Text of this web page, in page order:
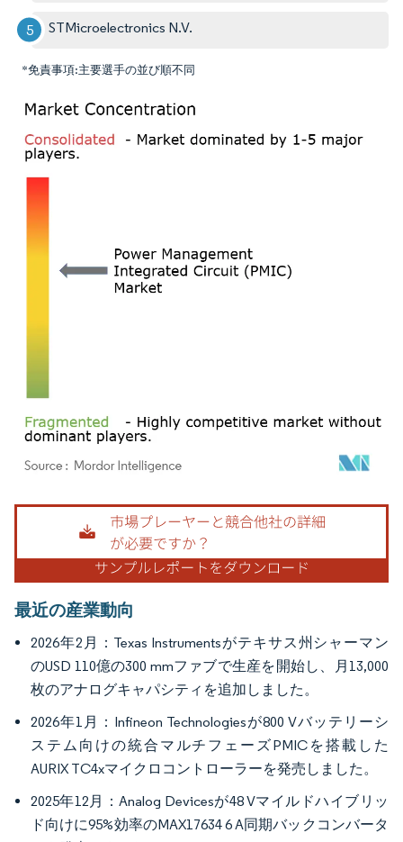
STMicroelectronics N.V.
*免責事項:主要選手の並び順不同
画像 © Mordor Intelligence。再利用にはCC BY 4.0の表示が必要です。
最近の産業動向
2026年2月：Texas Instrumentsがテキサス州シャーマン
のUSD 110億の300 mmファブで生産を開始し、月13,000
枚のアナログキャパシティを追加しました。
2026年1月：Infineon Technologiesが800 Vバッテリーシ
ステム向けの統合マルチフェーズPMICを搭載した
AURIX TC4xマイクロコントローラーを発売しました。
2025年12月：Analog Devicesが48 Vマイルドハイブリッ
ド向けに95%効率のMAX17634 6 A同期バックコンバータ